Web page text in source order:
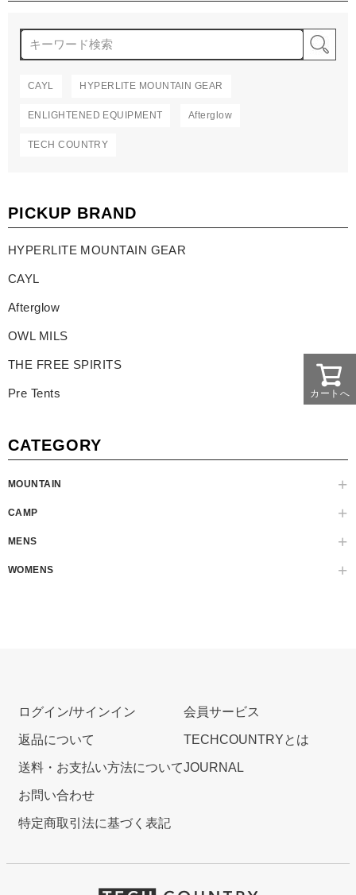
CAYL HYPERLITE MOUNTAIN GEAR
ENLIGHTENED EQUIPMENT Afterglow
TECH COUNTRY
PICKUP BRAND
HYPERLITE MOUNTAIN GEAR
CAYL
Afterglow
OWL MILS
THE FREE SPIRITS
Pre Tents
CATEGORY
MOUNTAIN
CAMP
MENS
WOMENS
カートへ
ログイン/サインイン
返品について
送料・お支払い方法について
お問い合わせ
特定商取引法に基づく表記
会員サービス
TECHCOUNTRYとは
JOURNAL